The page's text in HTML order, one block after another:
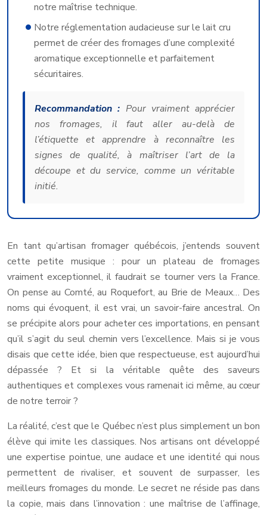
notre maîtrise technique.
Notre réglementation audacieuse sur le lait cru
permet de créer des fromages d’une complexité
aromatique exceptionnelle et parfaitement
sécuritaires.
Recommandation : Pour vraiment apprécier
nos fromages, il faut aller au-delà de
l’étiquette et apprendre à reconnaître les
signes de qualité, à maîtriser l’art de la
découpe et du service, comme un véritable
initié.
En tant qu’artisan fromager québécois, j’entends souvent
cette petite musique : pour un plateau de fromages
vraiment exceptionnel, il faudrait se tourner vers la France.
On pense au Comté, au Roquefort, au Brie de Meaux… Des
noms qui évoquent, il est vrai, un savoir-faire ancestral. On
se précipite alors pour acheter ces importations, en pensant
qu’il s’agit du seul chemin vers l’excellence. Mais si je vous
disais que cette idée, bien que respectueuse, est aujourd’hui
dépassée ? Et si la véritable quête des saveurs
authentiques et complexes vous ramenait ici même, au cœur
de notre terroir ?
La réalité, c’est que le Québec n’est plus simplement un bon
élève qui imite les classiques. Nos artisans ont développé
une expertise pointue, une audace et une identité qui nous
permettent de rivaliser, et souvent de surpasser, les
meilleurs fromages du monde. Le secret ne réside pas dans
la copie, mais dans l’innovation : une maîtrise de l’affinage,